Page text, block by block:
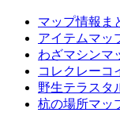
マップ情報ま
アイテムマッ
わざマシンマ
コレクレーコ
野生テラスタ
杭の場所マッ